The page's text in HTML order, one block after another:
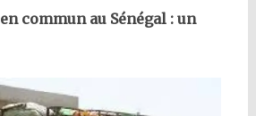
commun au Sénégal : un